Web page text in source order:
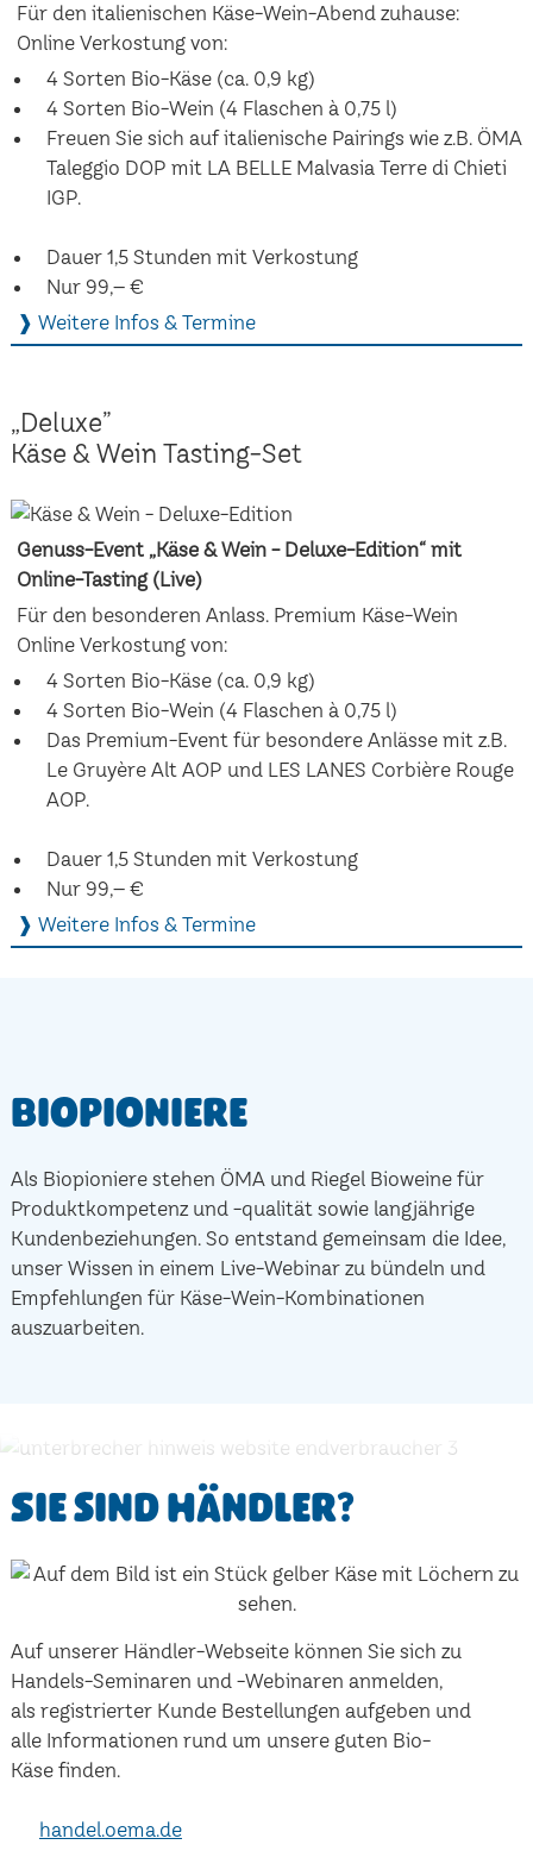
Für den italienischen Käse-Wein-Abend zuhause:
Online Verkostung von:
4 Sorten Bio-Käse (ca. 0,9 kg)
4 Sorten Bio-Wein (4 Flaschen à 0,75 l)
Freuen Sie sich auf italienische Pairings wie z.B. ÖMA
Taleggio DOP mit LA BELLE Malvasia Terre di Chieti
IGP.
Dauer 1,5 Stunden mit Verkostung
Nur 99,– €
❱ Weitere Infos & Termine
„Deluxe”
Käse & Wein Tasting-Set
Genuss-Event „Käse & Wein - Deluxe-Edition“ mit
Online-Tasting (Live)
Für den besonderen Anlass. Premium Käse-Wein
Online Verkostung von:
4 Sorten Bio-Käse (ca. 0,9 kg)
4 Sorten Bio-Wein (4 Flaschen à 0,75 l)
Das Premium-Event für besondere Anlässe mit z.B.
Le Gruyère Alt AOP und LES LANES Corbière Rouge
AOP.
Dauer 1,5 Stunden mit Verkostung
Nur 99,– €
❱ Weitere Infos & Termine
Biopioniere
Als Biopioniere stehen ÖMA und Riegel Bioweine für
Produktkompetenz und -qualität sowie langjährige
Kundenbeziehungen. So entstand gemeinsam die Idee,
unser Wissen in einem Live-Webinar zu bündeln und
Empfehlungen für Käse-Wein-Kombinationen
auszuarbeiten.
Sie sind Händler?
Auf unserer Händler-Webseite können Sie sich zu
Handels-Seminaren und -Webinaren anmelden,
als registrierter Kunde Bestellungen aufgeben und
alle Informationen rund um unsere guten Bio-
Käse finden.
handel.oema.de